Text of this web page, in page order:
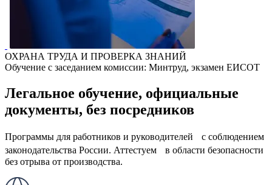
ОХРАНА ТРУДА И ПРОВЕРКА ЗНАНИЙ
Обучение с заседанием комиссии: Минтруд, экзамен ЕИСОТ
Легальное обучение, официальные
документы, без посредников
Программы для работников и руководителей с соблюдением
законодательства России. Аттестуем в области безопасности
без отрыва от производства.